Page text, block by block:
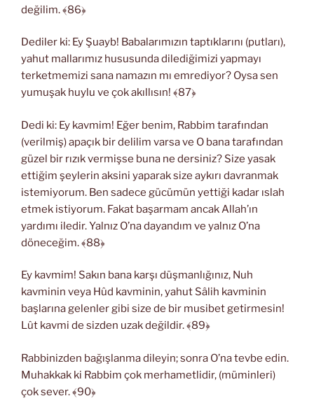
değilim. ﴾86﴿
Dediler ki: Ey Şuayb! Babalarımızın taptıklarını (putları),
yahut mallarımız hususunda dilediğimizi yapmayı
terketmemizi sana namazın mı emrediyor? Oysa sen
yumuşak huylu ve çok akıllısın! ﴾87﴿
Dedi ki: Ey kavmim! Eğer benim, Rabbim tarafından
(verilmiş) apaçık bir delilim varsa ve O bana tarafından
güzel bir rızık vermişse buna ne dersiniz? Size yasak
ettiğim şeylerin aksini yaparak size aykırı davranmak
istemiyorum. Ben sadece gücümün yettiği kadar ıslah
etmek istiyorum. Fakat başarmam ancak Allah’ın
yardımı iledir. Yalnız O’na dayandım ve yalnız O’na
döneceğim. ﴾88﴿
Ey kavmim! Sakın bana karşı düşmanlığınız, Nuh
kavminin veya Hûd kavminin, yahut Sâlih kavminin
başlarına gelenler gibi size de bir musibet getirmesin!
Lût kavmi de sizden uzak değildir. ﴾89﴿
Rabbinizden bağışlanma dileyin; sonra O’na tevbe edin.
Muhakkak ki Rabbim çok merhametlidir, (müminleri)
çok sever. ﴾90﴿